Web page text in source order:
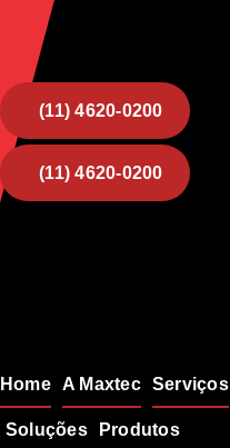
(11) 4620-0200
(11) 4620-0200
Home A Maxtec Serviços
Soluções Produtos